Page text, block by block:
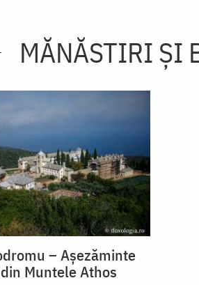
MĂNĂSTIRI ȘI
– Așezăminte
Muntele Athos